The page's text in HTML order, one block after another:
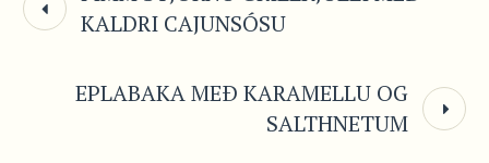
KALDRI CAJUNSÓSU
EPLABAKA MEÐ KARAMELLU OG
SALTHNETUM